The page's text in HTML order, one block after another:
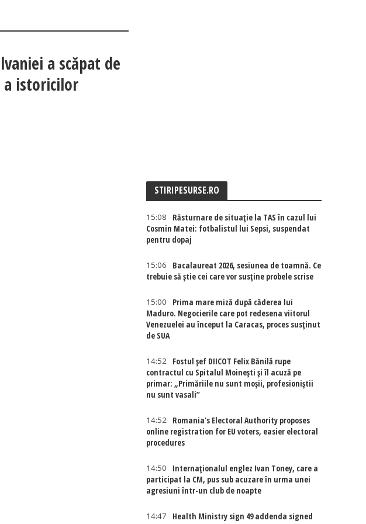
a scăpat de
a istoricilor
STIRIPESURSE.RO
15:08
Răsturnare de situație la TAS în cazul lui
Cosmin Matei: fotbalistul lui Sepsi, suspendat
pentru dopaj
15:06
Bacalaureat 2026, sesiunea de toamnă. Ce
trebuie să știe cei care vor susține probele scrise
15:00
Prima mare miză după căderea lui
Maduro. Negocierile care pot redesena viitorul
Venezuelei au început la Caracas, proces susținut
de SUA
14:52
Fostul șef DIICOT Felix Bănilă rupe
contractul cu Spitalul Moinești și îl acuză pe
primar: „Primăriile nu sunt moșii, profesioniștii
nu sunt vasali”
14:52
Romania's Electoral Authority proposes
online registration for EU voters, easier electoral
procedures
14:50
Internaţionalul englez Ivan Toney, care a
participat la CM, pus sub acuzare în urma unei
agresiuni într-un club de noapte
14:47
Health Ministry sign 49 addenda signed